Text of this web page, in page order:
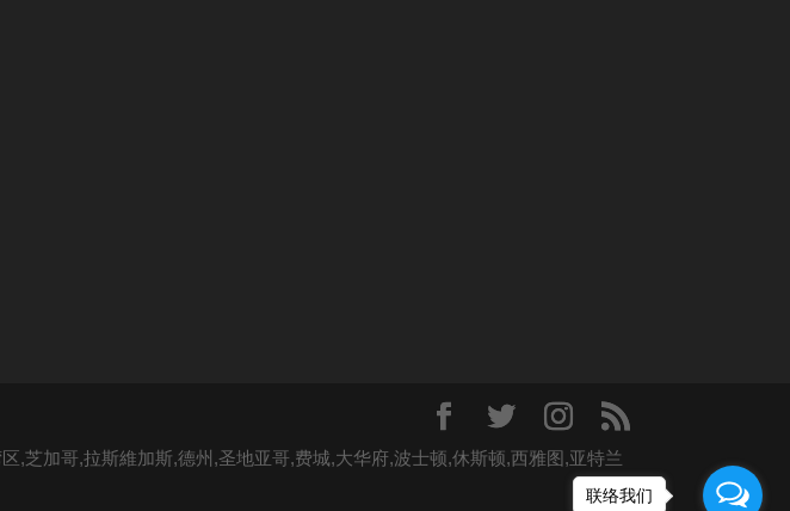
,芝加哥,拉斯維加斯,德州,圣地亚哥,费城,大华府,波士顿,休斯顿,西雅图,亚特兰
联络我们